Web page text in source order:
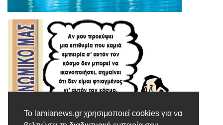
Το lamianews.gr χρησιμοποιεί cookies για να